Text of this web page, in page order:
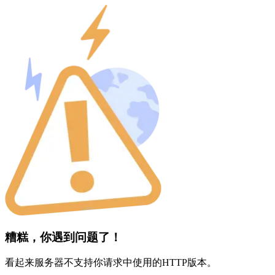
糟糕，你遇到问题了！
看起来服务器不支持你请求中使用的HTTP版本。